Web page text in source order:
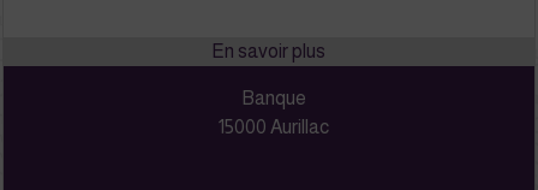
Banque
15000 Aurillac